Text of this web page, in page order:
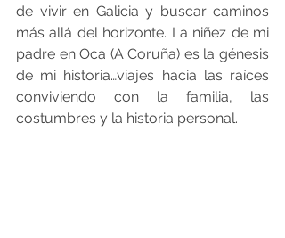
de vivir en Galicia y buscar caminos
más allá del horizonte. La niñez de mi
padre en Oca (A Coruña) es la génesis
de mi historia…viajes hacia las raíces
conviviendo con la familia, las
costumbres y la historia personal.